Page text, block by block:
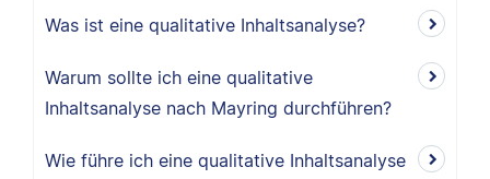
Was ist eine qualitative Inhaltsanalyse?
Warum sollte ich eine qualitative
Inhaltsanalyse nach Mayring durchführen?
Wie führe ich eine qualitative Inhaltsanalyse